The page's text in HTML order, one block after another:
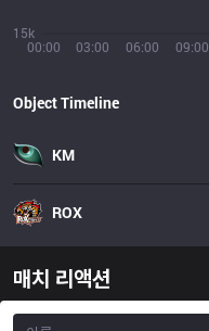
00:00 03:00 06:00 09:00
15k
Object Timeline
KM
ROX
매치 리액션